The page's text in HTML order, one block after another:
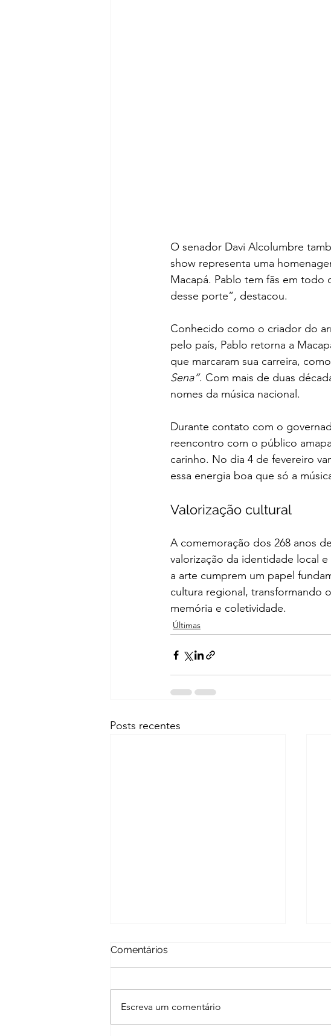
O senador Davi Alcolumbre
show representa uma
Macapá. Pablo tem fãs em todo
desse porte”, destacou.
Conhecido como o criador do
pelo país, Pablo retorna a
que marcaram sua carreira, como
Sena”. Com mais de duas
nomes da música nacional.
Durante contato com o
reencontro com o público
carinho. No dia 4 de fevereiro
essa energia boa que só a
Valorização cultural
A comemoração dos 268 anos
valorização da identidade local
a arte cumprem um papel
cultura regional, transformando
memória e coletividade.
Últimas
Posts recentes
Comentários
Escreva um comentário